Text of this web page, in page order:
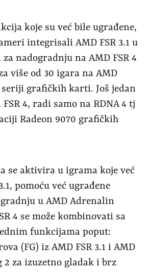
koje su već bile ugrađene,
integrisali AMD FSR 3.1 u
nadogradnju na AMD FSR 4
više od 30 igara na AMD
seriji grafičkih karti. Još jedan
4, radi samo na RDNA 4 tj
Radeon 9070 grafičkih
se aktivira u igrama koje već
pomoću već ugrađene
u AMD Adrenalin
4 se može kombinovati sa
funkcijama poput:
(FG) iz AMD FSR 3.1 i AMD
2 za izuzetno gladak i brz